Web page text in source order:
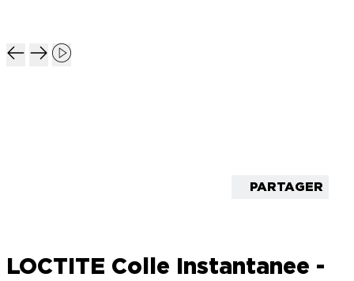
PARTAGER
LOCTITE Colle Instantanee -